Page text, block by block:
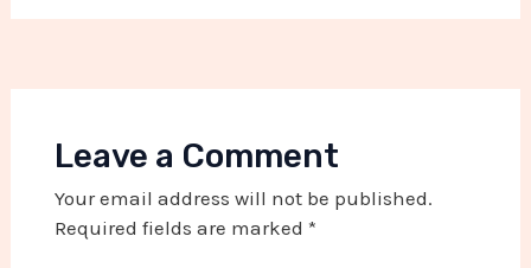
Leave a Comment
Your email address will not be published.
Required fields are marked *